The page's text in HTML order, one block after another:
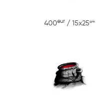
400eur / 15x25cm